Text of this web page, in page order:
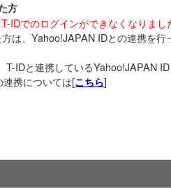
方
IDでのログインができなくなりまし
は、Yahoo!JAPAN IDとの連携を行
T-IDと連携しているYahoo!JAPAN ID
携については[こちら]